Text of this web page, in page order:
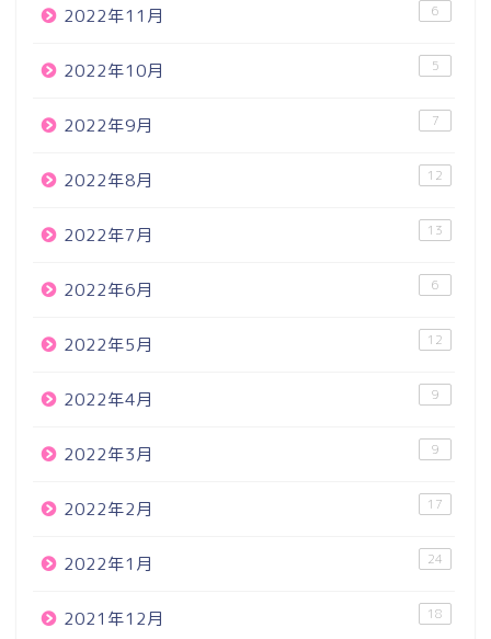
2022年11月 6
2022年10月 5
2022年9月 7
2022年8月 12
2022年7月 13
2022年6月 6
2022年5月 12
2022年4月 9
2022年3月 9
2022年2月 17
2022年1月 24
2021年12月 18